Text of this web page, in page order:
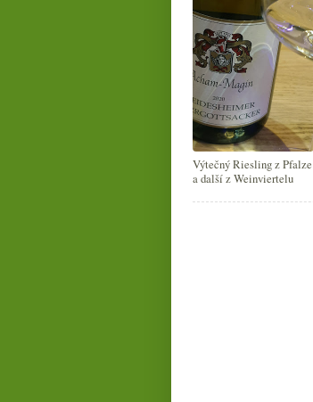
Výtečný Riesling z Pfalze
a další z Weinviertelu